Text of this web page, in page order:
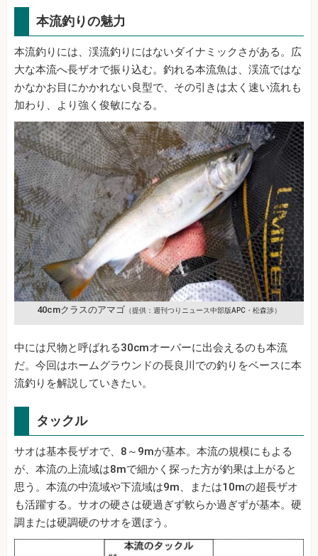
本流釣りの魅力
本流釣りには、渓流釣りにはないダイナミックさがある。広
大な本流へ長ザオで振り込む。釣れる本流魚は、渓流ではな
かなかお目にかかれない良型で、その引きは太く速い流れも
加わり、より強く俊敏になる。
40cmクラスのアマゴ （提供：週刊つりニュース中部版APC・松森渉）
中には尺物と呼ばれる30cmオーバーに出会えるのも本流
だ。今回はホームグラウンドの長良川での釣りをベースに本
流釣りを解説していきたい。
タックル
サオは基本長ザオで、8～9mが基本。本流の規模にもよる
が、本流の上流域は8mで細かく探った方が釣果は上がると
思う。本流の中流域や下流域は9m、または10mの超長ザオ
も活躍する。サオの硬さは硬過ぎず軟らか過ぎずが基本。硬
調または硬調硬のサオを選ぼう。